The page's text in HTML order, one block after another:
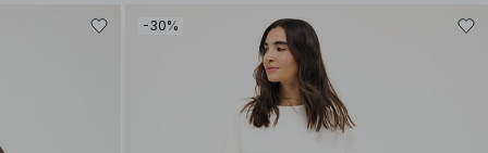
-30%